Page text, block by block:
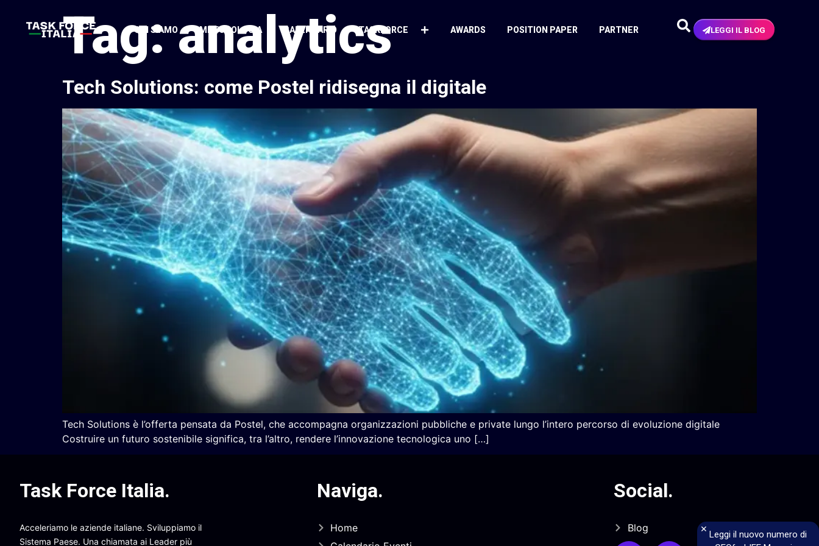
CHI SIAMO METODOLOGIA CALENDARIO TASKFORCE AWARDS POSITION PAPER PARTNER LEGGI IL BLOG
Tag:analytics
Tech Solutions: come Postel ridisegna il digitale
Tech Solutions è l’offerta pensata da Postel, che accompagna organizzazioni pubbliche e private lungo l’intero percorso di evoluzione digitale
Costruire un futuro sostenibile significa, tra l’altro, rendere l’innovazione tecnologica uno […]
× Leggi il nuovo numero di
Task Force Italia.
Acceleriamo le aziende italiane. Sviluppiamo il
Sistema Paese. Una chiamata ai Leader più
Naviga.
Home
Social.
Blog